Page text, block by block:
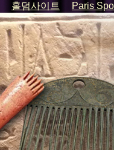
홀덤사이트 Paris